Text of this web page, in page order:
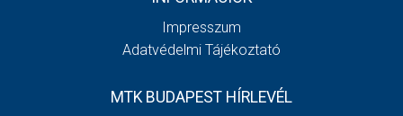
Impresszum
Adatvédelmi Tájékoztató
MTK BUDAPEST HÍRLEVÉL